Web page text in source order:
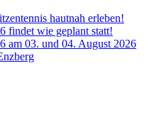
hautnah erleben!
findet wie geplant statt!
am 03. und 04. August 2026